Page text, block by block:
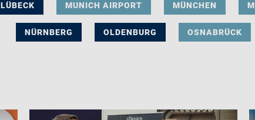
LÜBECK MUNICH AIRPORT MÜNCHEN
NÜRNBERG OLDENBURG OSNABRÜCK